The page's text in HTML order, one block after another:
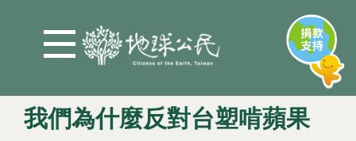
我們為什麼反對台塑啃蘋果